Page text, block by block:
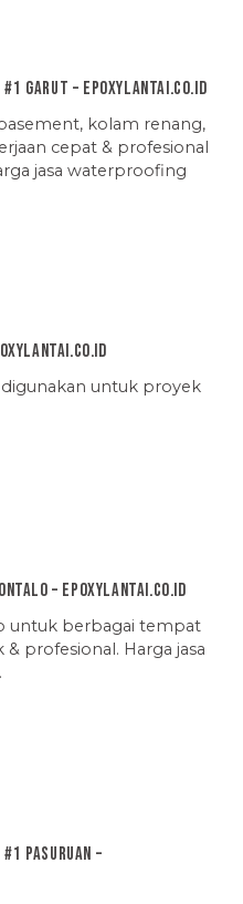
Garut – EpoxyLantai.co.id
kolam renang,
cepat & profesional
jasa waterproofing
untuk proyek
– EpoxyLantai.co.id
untuk berbagai tempat
profesional. Harga jasa
Pasuruan –